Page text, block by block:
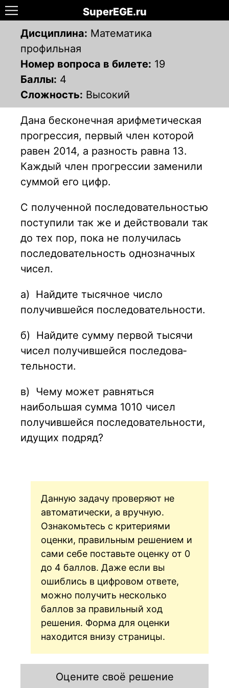
SuperEGE.ru
Дисциплина: Математика
профильная
Номер вопроса в билете: 19
Баллы: 4
Сложность: Высокий
Дана бесконечная арифметическая
прогрессия, первый член кото­рой
равен 2014, а разность равна 13.
Каждый член прогрессии за­менили
суммой его цифр.
С полученной последовательностью
по­ступили так же и действовали так
до тех пор, пока не получилась
последовательность однозначных
чисел.
а)
Найдите тысячное число
получившейся последовательности.
б)
Найдите сумму первой тысячи
чисел получившейся последова­
тельности.
в)
Чему может равняться
наибольшая сумма 1010 чисел
получив­шейся последовательности,
идущих подряд?
Данную задачу проверяют не
автоматически, а вручную.
Ознакомьтесь с критериями
оценки, правильным решением и
сами себе поставьте оценку от 0
до 4 баллов. Даже если вы
ошиблись в цифровом ответе,
можно получить несколько
баллов за правильный ход
решения. Форма для оценки
находится внизу страницы.
Оцените своё решение